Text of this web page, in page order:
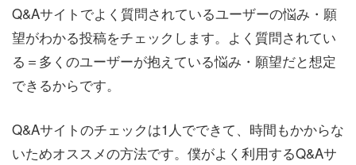
Q&Aサイトでよく質問されているユーザーの悩み・願
望がわかる投稿をチェックします。よく質問されてい
る＝多くのユーザーが抱えている悩み・願望だと想定
できるからです。
Q&Aサイトのチェックは1人でできて、時間もかからな
いためオススメの方法です。僕がよく利用するQ&Aサ